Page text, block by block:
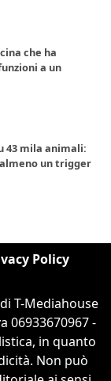
che ha
a un
43 mila animali:
un trigger
Policy
T-Mediahouse
06933670967 -
in quanto
Non può